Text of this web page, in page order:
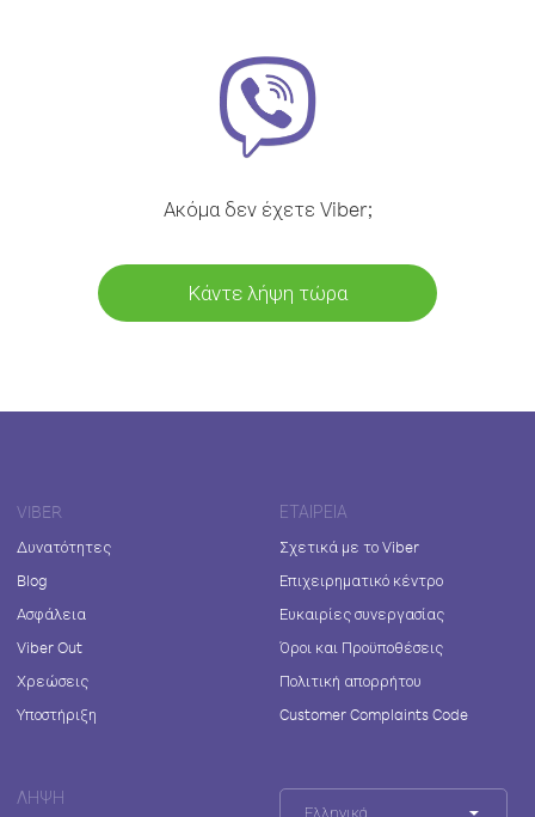
Ακόμα δεν έχετε Viber;
Κάντε λήψη τώρα
VIBER
Δυνατότητες
Blog
Ασφάλεια
Viber Out
Χρεώσεις
Υποστήριξη
ΕΤΑΙΡΕΊΑ
Σχετικά με το Viber
Επιχειρηματικό κέντρο
Ευκαιρίες συνεργασίας
Όροι και Προϋποθέσεις
Πολιτική απορρήτου
Customer Complaints Code
ΛΉΨΗ
Ελληνικά